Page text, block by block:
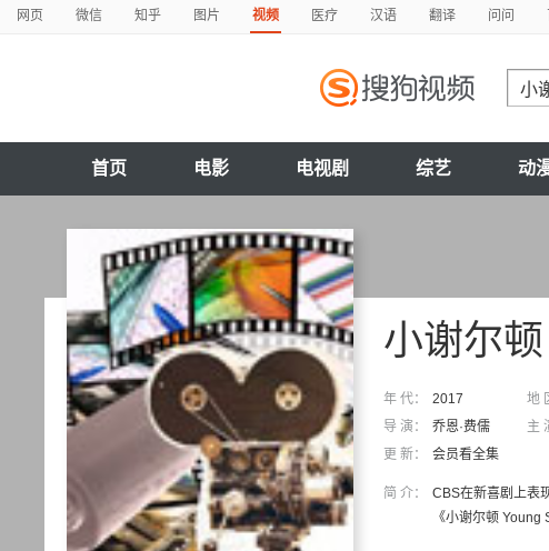
网页 微信 知乎 图片 视频 医疗 汉语 翻译 问问
首页 电影 电视剧 综艺 动
小谢尔
年 代： 2017 地
导 演：
乔恩·费儒 主
更 新：
会员看全集
简 介：
CBS在新喜剧上表
《小谢尔顿